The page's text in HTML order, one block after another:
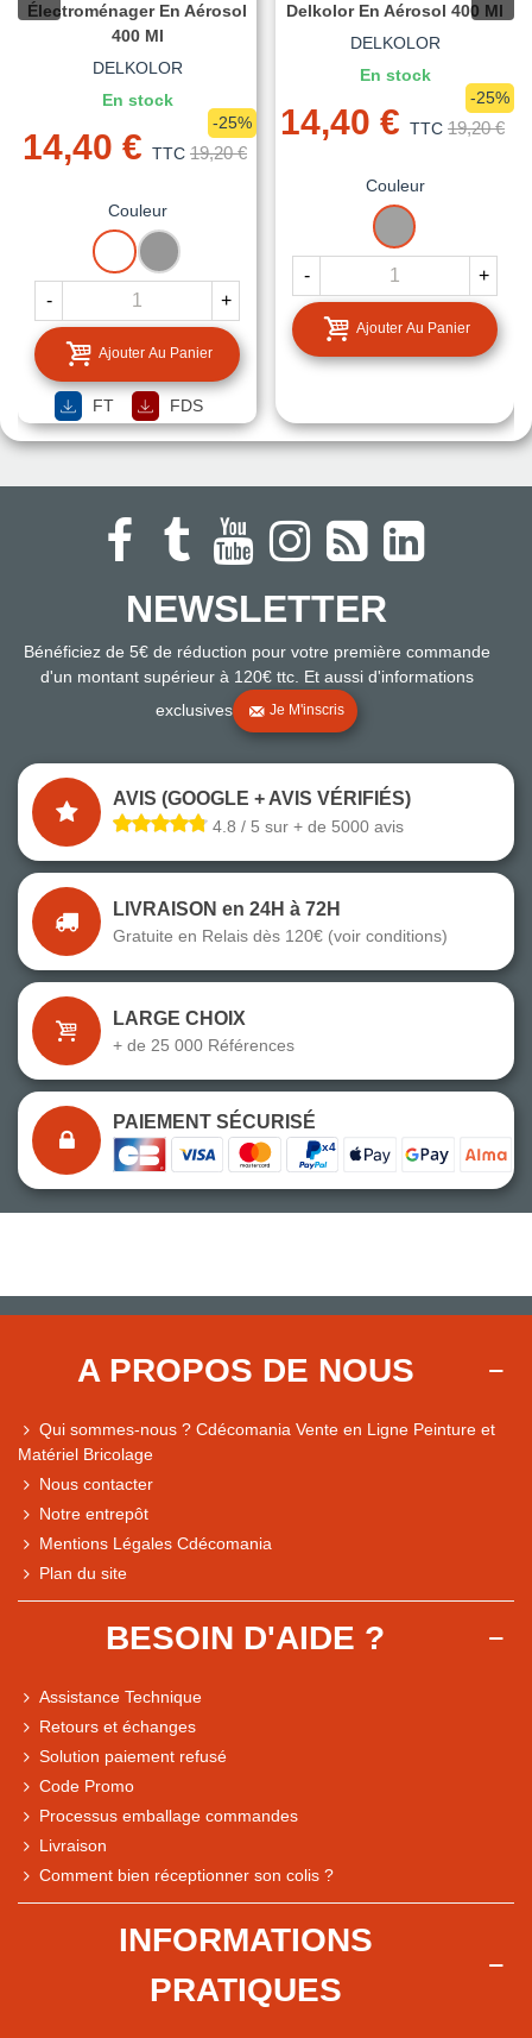
Électroménager En Aérosol
400 Ml
DELKOLOR
En stock
14,40 € TTC 19,20 €
-25%
Couleur
BLANC GRIS
METAL
- +
Ajouter Au Panier
FT FDS
Delkolor En Aérosol 400 Ml
DELKOLOR
En stock
14,40 € TTC 19,20 €
-25%
Couleur
RAL
9006
ALUMINIUM
BLANC
- +
Ajouter Au Panier
Comparaison des performances du magasin
Express, Chez vous, Point relais, Retrait magasin
NEWSLETTER
Bénéficiez de 5€ de réduction pour votre première commande
d'un montant supérieur à 120€ ttc. Et aussi d'informations
exclusives
Je M'inscris
AVIS (GOOGLE + AVIS VÉRIFIÉS)
4.8 / 5 sur + de 5000 avis
LIVRAISON en 24H à 72H
Gratuite en Relais dès 120€ (voir conditions)
LARGE CHOIX
+ de 25 000 Références
PAIEMENT SÉCURISÉ
A PROPOS DE NOUS
Qui sommes-nous ? Cdécomania Vente en Ligne Peinture et
Matériel Bricolage
Nous contacter
Notre entrepôt
Mentions Légales Cdécomania
Plan du site
BESOIN D'AIDE ?
Assistance Technique
Retours et échanges
Solution paiement refusé
Code Promo
Processus emballage commandes
Livraison
Comment bien réceptionner son colis ?
INFORMATIONS
PRATIQUES